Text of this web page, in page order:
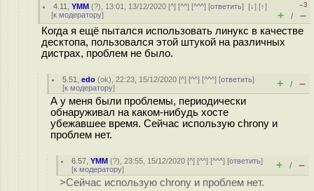
4.11 ,YMM (?), 13:01, 13/12/2020 [^] [^^] [^^^] [ответить][↓] [↑]
[к модератору]
–3
+ / –
Когда я ещё пытался использовать линукс в качестве
десктопа, пользовался этой штукой на различных
дистрах, проблем не было.
5.51 ,edo (ok), 22:23, 15/12/2020 [^] [^^] [^^^] [ответить]
[к модератору] + / –
А у меня были проблемы, периодически
обнаруживал на каком-нибудь хосте
убежавшее время. Сейчас использую chrony и
проблем нет.
6.57 ,YMM (?), 23:55, 15/12/2020 [^] [^^] [^^^] [ответить]
[к модератору] + / –
>Сейчас использую chrony и проблем нет.